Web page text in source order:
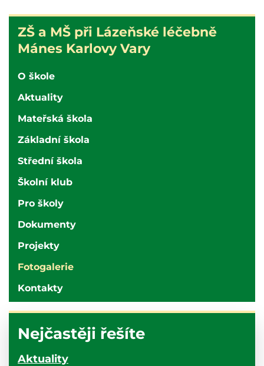
ZŠ
a
MŠ
při
nemocnici
Karlovy
Vary
ZŠ a MŠ při Lázeňské léčebně
Mánes Karlovy Vary
O škole
Aktuality
Mateřská škola
Základní škola
Střední škola
Školní klub
Pro školy
Dokumenty
Projekty
Fotogalerie
Kontakty
Nejčastěji řešíte
Aktuality